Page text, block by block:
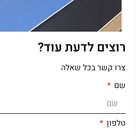
רוצים לדעת עוד?
צרו קשר בכל שאלה
שם
טלפון